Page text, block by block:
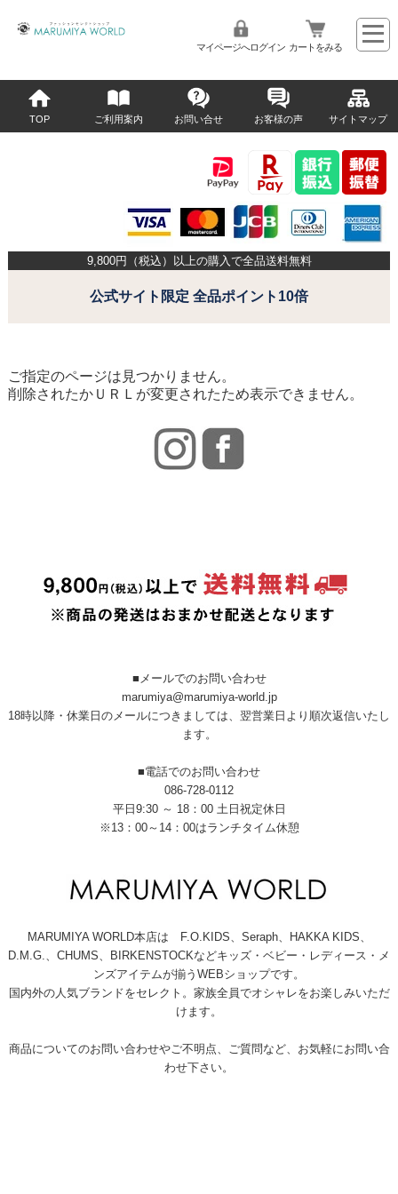
マイページへログイン カートをみる
TOP ご利用案内 お問い合せ お客様の声 サイトマップ
9,800円（税込）以上の購入で全品送料無料
公式サイト限定 全品ポイント10倍
ご指定のページは見つかりません。
削除されたかＵＲＬが変更されたため表示できません。
■メールでのお問い合わせ
marumiya@marumiya-world.jp
18時以降・休業日のメールにつきましては、翌営業日より順次返信いたし
ます。
■電話でのお問い合わせ
086-728-0112
平日9:30 ～ 18：00 土日祝定休日
※13：00～14：00はランチタイム休憩
MARUMIYA WORLD本店は F.O.KIDS、Seraph、HAKKA KIDS、
D.M.G.、CHUMS、BIRKENSTOCKなどキッズ・ベビー・レディース・メ
ンズアイテムが揃うWEBショップです。
国内外の人気ブランドをセレクト。家族全員でオシャレをお楽しみいただ
けます。
商品についてのお問い合わせやご不明点、ご質問など、お気軽にお問い合
わせ下さい。